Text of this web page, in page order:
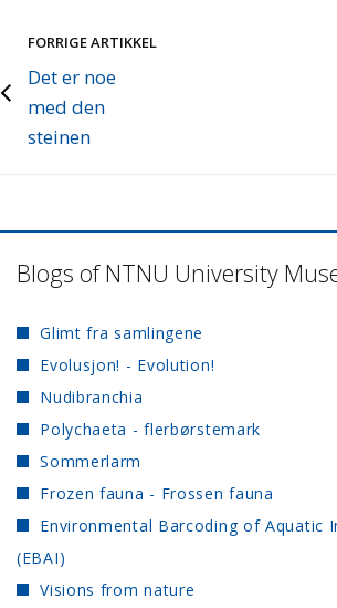
FORRIGE ARTIKKEL
Det er noe
med den
steinen
Blogs of NTNU University
Glimt fra samlingene
Evolusjon! - Evolution!
Nudibranchia
Polychaeta - flerbørstemark
Sommerlarm
Frozen fauna - Frossen fauna
Environmental Barcoding of Aquatic
(EBAI)
Visions from nature